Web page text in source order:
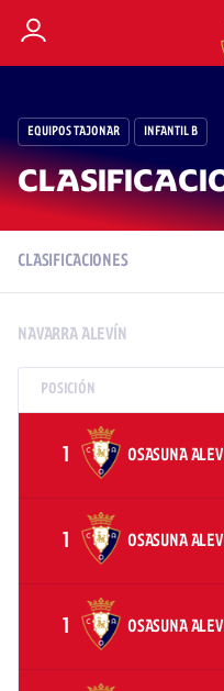
EQUIPOS TAJONAR INFANTIL B
CLASIFICACIONES
NAVARRA ALEVÍN
POSICIÓN
1 OSASUNA
1 OSASUNA
1 OSASUNA